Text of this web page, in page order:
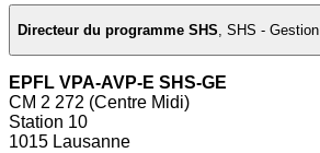
Directeur du programme SHS, SHS - Gestion
EPFL VPA-AVP-E SHS-GE
CM 2 272 (Centre Midi)
Station 10
1015 Lausanne